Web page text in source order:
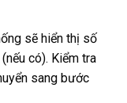
sẽ hiển thị số
có). Kiểm tra
sang bước